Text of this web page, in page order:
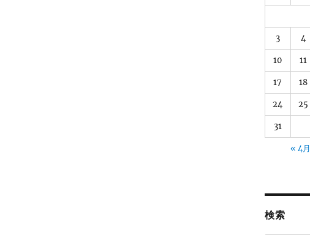
3 4
10 11
17 18
24 25
31
« 4月
検索